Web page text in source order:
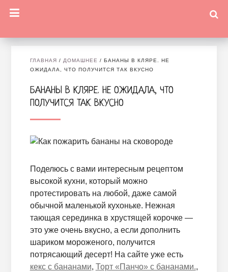
ГЛАВНАЯ / ДОМАШНЕЕ / БАНАНЫ В КЛЯРЕ. НЕ
ОЖИДАЛА, ЧТО ПОЛУЧИТСЯ ТАК ВКУСНО
БАНАНЫ В КЛЯРЕ. НЕ ОЖИДАЛА, ЧТО
ПОЛУЧИТСЯ ТАК ВКУСНО
Поделюсь с вами интересным рецептом
высокой кухни, который можно
протестировать на любой, даже самой
обычной маленькой кухоньке. Нежная
тающая серединка в хрустящей корочке —
это уже очень вкусно, а если дополнить
шариком мороженого, получится
потрясающий десерт! На сайте уже есть
кекс с бананами, Торт «Панчо» с бананами.,